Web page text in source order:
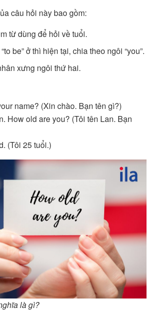
câu hỏi này bao gồm:
từ dùng để hỏi về tuổi.
be” ở thì hiện tại, chia theo ngôi “you”.
xưng ngôi thứ hai.
name? (Xin chào. Bạn tên gì?)
How old are you? (Tôi tên Lan. Bạn
(Tôi 25 tuổi.)
là gì?